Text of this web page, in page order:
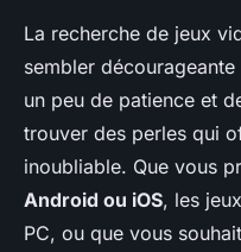
La recherche de jeux
sembler
un peu de patience et
trouver des perles qui
inoubliable. Que vous
Android ou iOS, les
PC, ou que vous